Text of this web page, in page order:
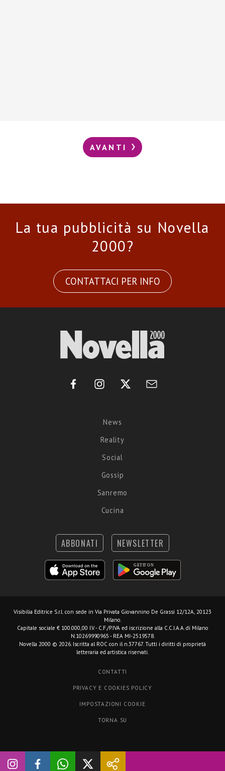
AVANTI
La tua pubblicità su Novella
2000?
CONTATTACI PER INFO
News
Reality
Social
Gossip
Sanremo
Cucina
ABBONATI NEWSLETTER
Visibilia Editrice S.r.l. con sede in Via Privata Giovannino De Grassi 12/12A, 20123
Milano.
Capitale sociale € 100.000,00 I.V. - C.F./P.IVA ed iscrizione alla C.C.I.A.A. di Milano
N.10269990965 - REA MI-2519578.
Novella 2000 © 2026. Iscritta al ROC con il n.37767. Tutti i diritti di proprietà
letteraria ed artistica riservati.
CONTATTI
PRIVACY E COOKIES POLICY
IMPOSTAZIONI COOKIE
TORNA SU